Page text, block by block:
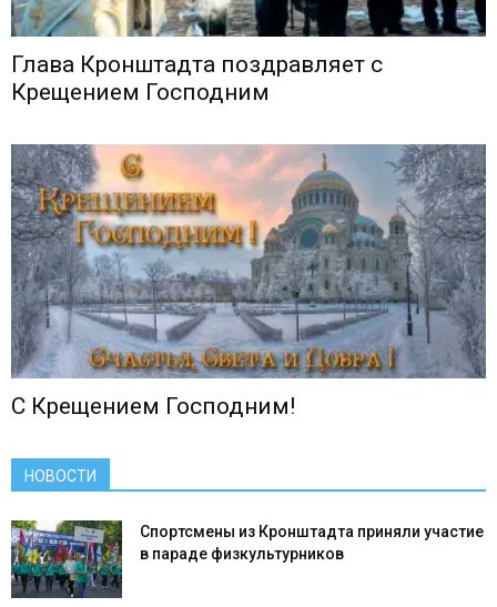
Глава Кронштадта поздравляет с
Крещением Господним
С Крещением Господним!
НОВОСТИ
Спортсмены из Кронштадта приняли участие
в параде физкультурников